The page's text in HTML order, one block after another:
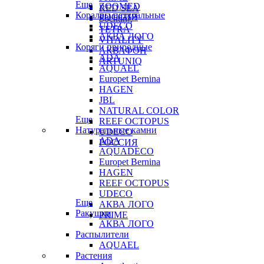
RED SEA
Sochting
TETRA
VITALITY
АКВАФОН
ARTUNIQ
ZOOMED
РОССИЯ
Еще
Кораллы натуральные
UDECO
АКВА ЛОГО
Коряги природные
ADA
AQUAEL
Europet Bernina
HAGEN
JBL
NATURAL COLOR
REEF OCTOPUS
UDECO
РОССИЯ
Еще
Натуральные камни
ADA
AQUADECO
Europet Bernina
HAGEN
REEF OCTOPUS
UDECO
АКВА ЛОГО
PRIME
Еще
Ракушки
АКВА ЛОГО
Распылители
AQUAEL
Растения